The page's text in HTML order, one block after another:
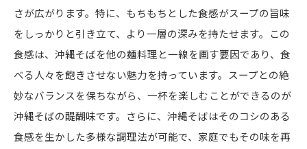
さが広がります。特に、もちもちとした食感がスープの旨味
をしっかりと引き立て、より一層の深みを持たせます。この
食感は、沖縄そばを他の麺料理と一線を画す要因であり、食
べる人々を飽きさせない魅力を持っています。スープとの絶
妙なバランスを保ちながら、一杯を楽しむことができるのが
沖縄そばの醍醐味です。さらに、沖縄そばはそのコシのある
食感を生かした多様な調理法が可能で、家庭でもその味を再